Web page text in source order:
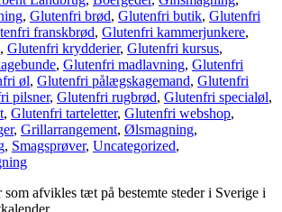
, Glutenfri brød, Glutenfri butik, Glutenfri
franskbrød, Glutenfri kammerjunkere,
, Glutenfri krydderier, Glutenfri kursus,
, Glutenfri madlavning, Glutenfri
øl, Glutenfri pålægskagemand, Glutenfri
pilsner, Glutenfri rugbrød, Glutenfri specialøl,
, Glutenfri tarteletter, Glutenfri webshop,
, Grillarrangement, Ølsmagning,
, Smagsprøver, Uncategorized,
afvikles tæt på bestemte steder i Sverige i